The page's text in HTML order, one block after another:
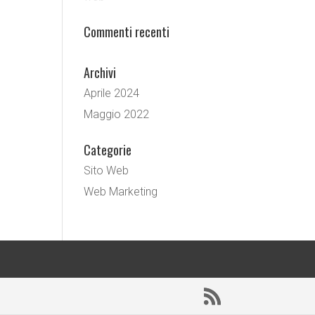
Commenti recenti
Archivi
Aprile 2024
Maggio 2022
Categorie
Sito Web
Web Marketing